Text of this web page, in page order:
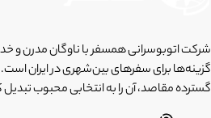
شرکت اتوبوسرانی همسفر با ناوگان مدرن و
گزینه‌ها برای سفرهای بین‌شهری در ایران
گسترده مقاصد، آن را به انتخابی محبوب